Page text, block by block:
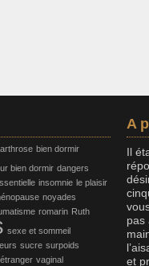
arthrose bien dormir
bien dormir dangers
insomnie le plaisir
noyades
romarin Ruth
sexe et sommeil
sucre surpoids
vaginal
A
Il
pas
et